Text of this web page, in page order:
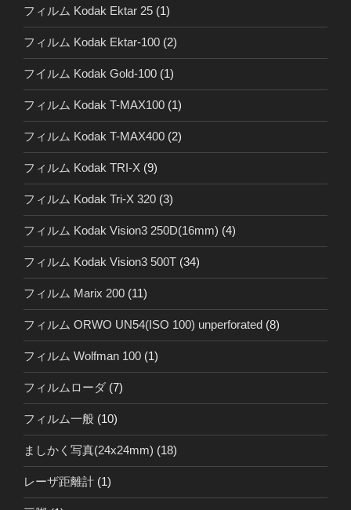
フィルム Kodak Ektar 25 (1)
フィルム Kodak Ektar-100 (2)
フイルム Kodak Gold-100 (1)
フィルム Kodak T-MAX100 (1)
フィルム Kodak T-MAX400 (2)
フィルム Kodak TRI-X (9)
フィルム Kodak Tri-X 320 (3)
フィルム Kodak Vision3 250D(16mm) (4)
フィルム Kodak Vision3 500T (34)
フィルム Marix 200 (11)
フィルム ORWO UN54(ISO 100) unperforated (8)
フィルム Wolfman 100 (1)
フィルムローダ (7)
フィルム一般 (10)
ましかく写真(24x24mm) (18)
レーザ距離計 (1)